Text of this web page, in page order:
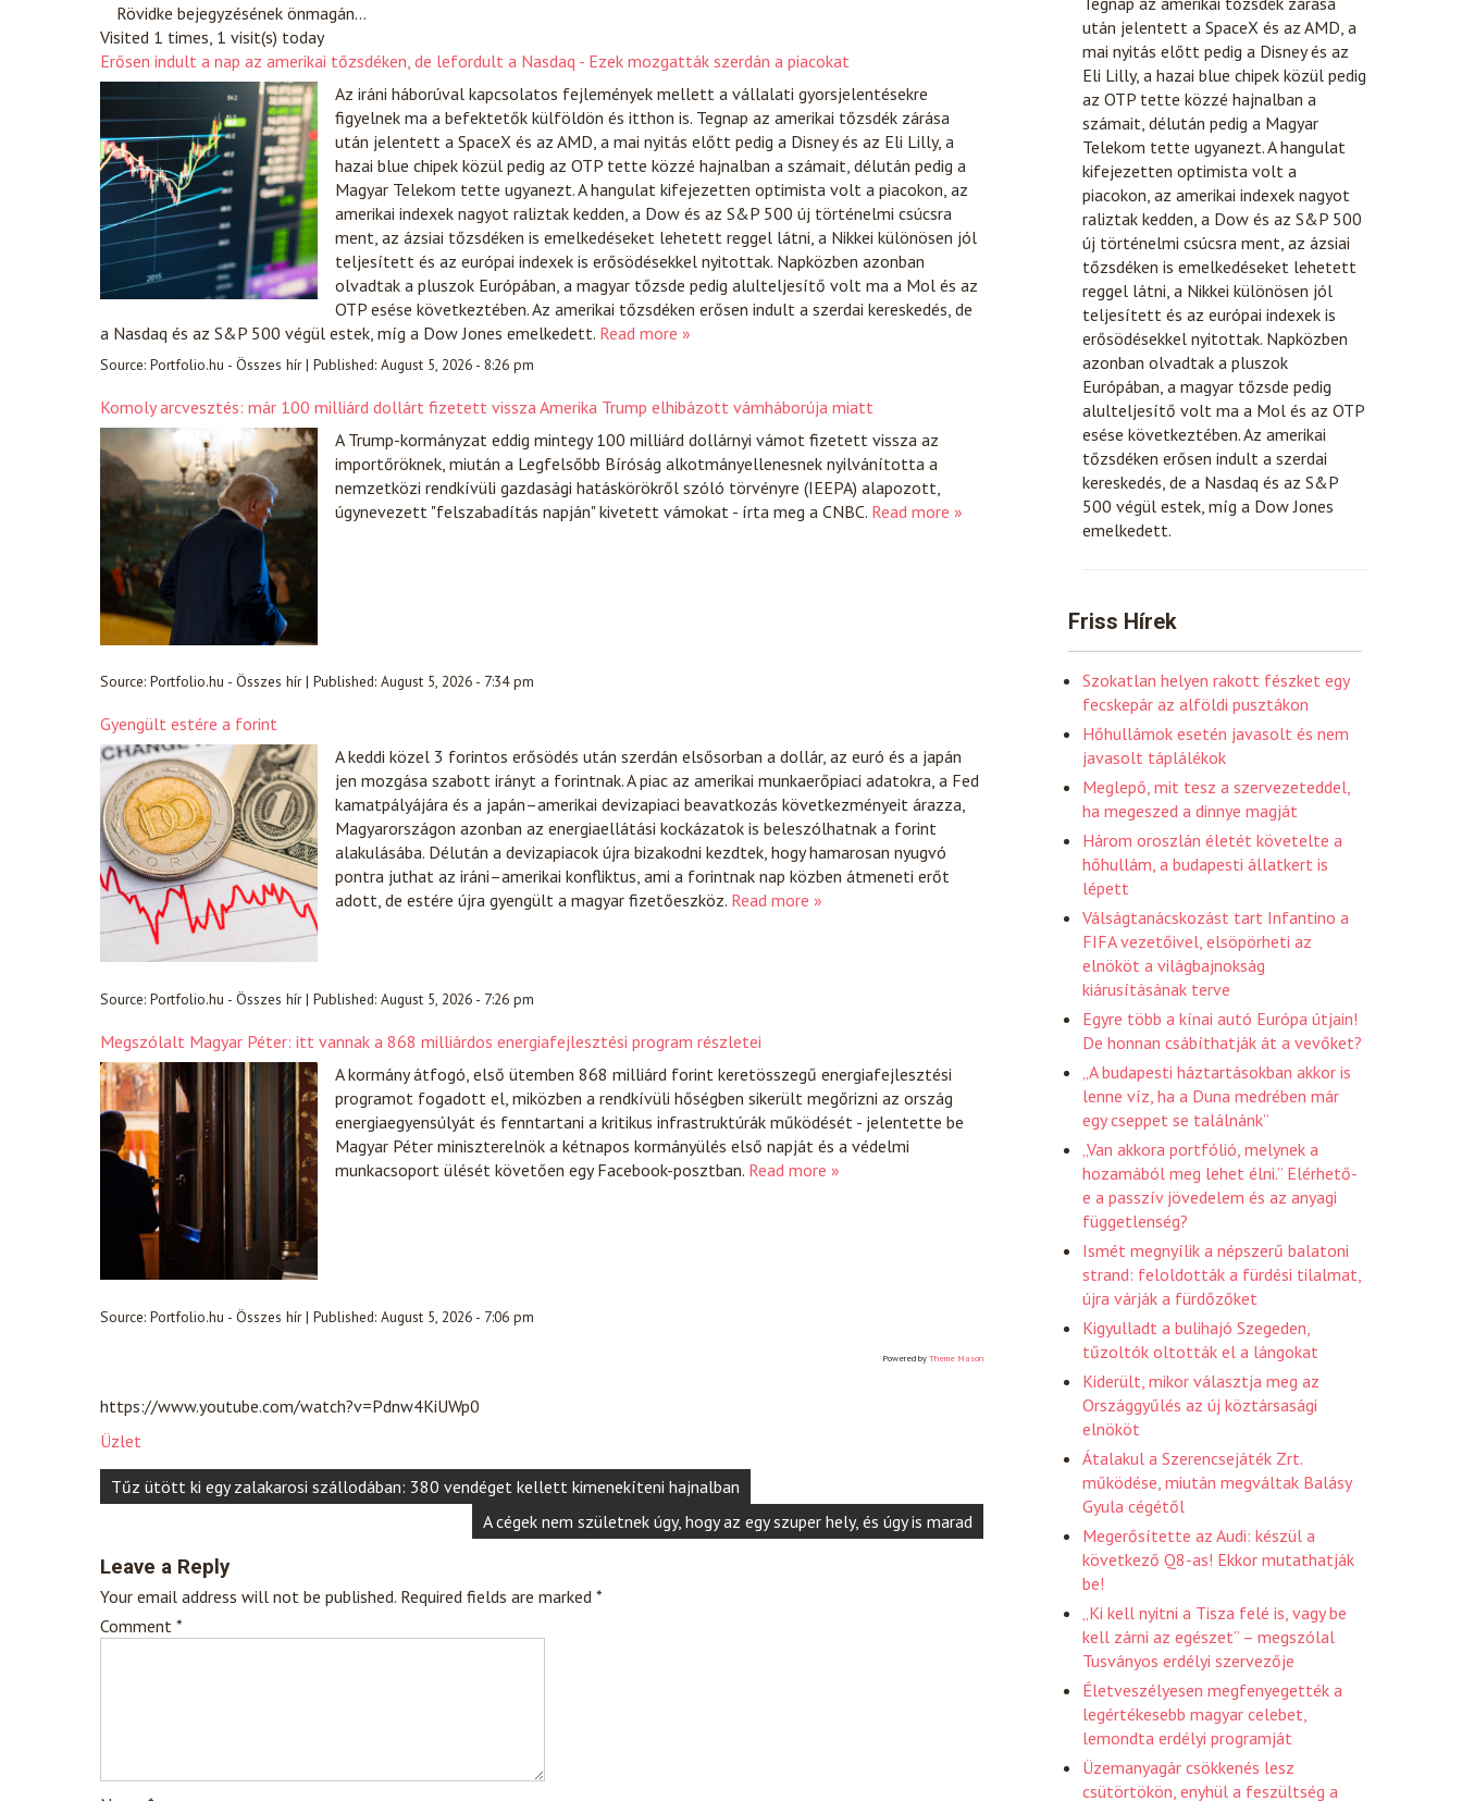
Rövidke bejegyzésének önmagán…
Visited 1 times, 1 visit(s) today
Erősen indult a nap az amerikai tőzsdéken, de lefordult a Nasdaq - Ezek mozgatták szerdán a piacokat
Az iráni háborúval kapcsolatos fejlemények mellett a vállalati gyorsjelentésekre
figyelnek ma a befektetők külföldön és itthon is. Tegnap az amerikai tőzsdék zárása
után jelentett a SpaceX és az AMD, a mai nyitás előtt pedig a Disney és az Eli Lilly, a
hazai blue chipek közül pedig az OTP tette közzé hajnalban a számait, délután pedig a
Magyar Telekom tette ugyanezt. A hangulat kifejezetten optimista volt a piacokon, az
amerikai indexek nagyot raliztak kedden, a Dow és az S&P 500 új történelmi csúcsra
ment, az ázsiai tőzsdéken is emelkedéseket lehetett reggel látni, a Nikkei különösen jól
teljesített és az európai indexek is erősödésekkel nyitottak. Napközben azonban
olvadtak a pluszok Európában, a magyar tőzsde pedig alulteljesítő volt ma a Mol és az
OTP esése következtében. Az amerikai tőzsdéken erősen indult a szerdai kereskedés, de
a Nasdaq és az S&P 500 végül estek, míg a Dow Jones emelkedett. Read more »
Source: Portfolio.hu - Összes hír| Published: August 5, 2026 - 8:26 pm
Komoly arcvesztés: már 100 milliárd dollárt fizetett vissza Amerika Trump elhibázott vámháborúja miatt
A Trump-kormányzat eddig mintegy 100 milliárd dollárnyi vámot fizetett vissza az
importőröknek, miután a Legfelsőbb Bíróság alkotmányellenesnek nyilvánította a
nemzetközi rendkívüli gazdasági hatáskörökről szóló törvényre (IEEPA) alapozott,
úgynevezett "felszabadítás napján" kivetett vámokat - írta meg a CNBC. Read more »
Source: Portfolio.hu - Összes hír| Published: August 5, 2026 - 7:34 pm
Gyengült estére a forint
A keddi közel 3 forintos erősödés után szerdán elsősorban a dollár, az euró és a japán
jen mozgása szabott irányt a forintnak. A piac az amerikai munkaerőpiaci adatokra, a Fed
kamatpályájára és a japán–amerikai devizapiaci beavatkozás következményeit árazza,
Magyarországon azonban az energiaellátási kockázatok is beleszólhatnak a forint
alakulásába. Délután a devizapiacok újra bizakodni kezdtek, hogy hamarosan nyugvó
pontra juthat az iráni–amerikai konfliktus, ami a forintnak nap közben átmeneti erőt
adott, de estére újra gyengült a magyar fizetőeszköz. Read more »
Source: Portfolio.hu - Összes hír| Published: August 5, 2026 - 7:26 pm
Megszólalt Magyar Péter: itt vannak a 868 milliárdos energiafejlesztési program részletei
A kormány átfogó, első ütemben 868 milliárd forint keretösszegű energiafejlesztési
programot fogadott el, miközben a rendkívüli hőségben sikerült megőrizni az ország
energiaegyensúlyát és fenntartani a kritikus infrastruktúrák működését - jelentette be
Magyar Péter miniszterelnök a kétnapos kormányülés első napját és a védelmi
munkacsoport ülését követően egy Facebook-posztban. Read more »
Source: Portfolio.hu - Összes hír| Published: August 5, 2026 - 7:06 pm
Powered by Theme Mason
https://www.youtube.com/watch?v=Pdnw4KiUWp0
Üzlet
Post
navigation
Tűz ütött ki egy zalakarosi szállodában: 380 vendéget kellett kimenekíteni hajnalban
A cégek nem születnek úgy, hogy az egy szuper hely, és úgy is marad
Leave a Reply
Your email address will not be published. Required fields are marked *
Comment *
után jelentett a SpaceX és az AMD, a
mai nyitás előtt pedig a Disney és az
Eli Lilly, a hazai blue chipek közül pedig
az OTP tette közzé hajnalban a
számait, délután pedig a Magyar
Telekom tette ugyanezt. A hangulat
kifejezetten optimista volt a
piacokon, az amerikai indexek nagyot
raliztak kedden, a Dow és az S&P 500
új történelmi csúcsra ment, az ázsiai
tőzsdéken is emelkedéseket lehetett
reggel látni, a Nikkei különösen jól
teljesített és az európai indexek is
erősödésekkel nyitottak. Napközben
azonban olvadtak a pluszok
Európában, a magyar tőzsde pedig
alulteljesítő volt ma a Mol és az OTP
esése következtében. Az amerikai
tőzsdéken erősen indult a szerdai
kereskedés, de a Nasdaq és az S&P
500 végül estek, míg a Dow Jones
emelkedett.
Friss Hírek
Szokatlan helyen rakott fészket egy
fecskepár az alföldi pusztákon
Hőhullámok esetén javasolt és nem
javasolt táplálékok
Meglepő, mit tesz a szervezeteddel,
ha megeszed a dinnye magját
Három oroszlán életét követelte a
hőhullám, a budapesti állatkert is
lépett
Válságtanácskozást tart Infantino a
FIFA vezetőivel, elsöpörheti az
elnököt a világbajnokság
kiárusításának terve
Egyre több a kínai autó Európa útjain!
De honnan csábíthatják át a vevőket?
„A budapesti háztartásokban akkor is
lenne víz, ha a Duna medrében már
egy cseppet se találnánk”
„Van akkora portfólió, melynek a
hozamából meg lehet élni.” Elérhető-
e a passzív jövedelem és az anyagi
függetlenség?
Ismét megnyílik a népszerű balatoni
strand: feloldották a fürdési tilalmat,
újra várják a fürdőzőket
Kigyulladt a bulihajó Szegeden,
tűzoltók oltották el a lángokat
Kiderült, mikor választja meg az
Országgyűlés az új köztársasági
elnököt
Átalakul a Szerencsejáték Zrt.
működése, miután megváltak Balásy
Gyula cégétől
Megerősítette az Audi: készül a
következő Q8-as! Ekkor mutathatják
be!
„Ki kell nyitni a Tisza felé is, vagy be
kell zárni az egészet” – megszólal
Tusványos erdélyi szervezője
Életveszélyesen megfenyegették a
legértékesebb magyar celebet,
lemondta erdélyi programját
Üzemanyagár csökkenés lesz
csütörtökön, enyhül a feszültség a